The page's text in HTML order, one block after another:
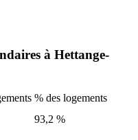
à Hettange-
% des logements
93,2 %